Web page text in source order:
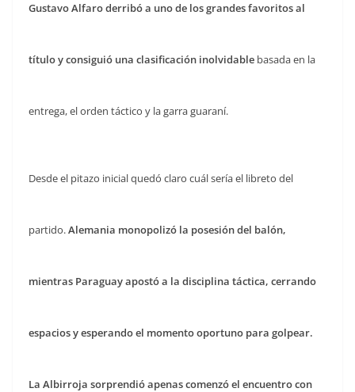
Gustavo Alfaro derribó a uno de los grandes favoritos al
título y consiguió una clasificación inolvidable basada en la
entrega, el orden táctico y la garra guaraní.
Desde el pitazo inicial quedó claro cuál sería el libreto del
partido.Alemania monopolizó la posesión del balón,
mientras Paraguay apostó a la disciplina táctica, cerrando
espacios y esperando el momento oportuno para golpear.
La Albirroja sorprendió apenas comenzó el encuentro con